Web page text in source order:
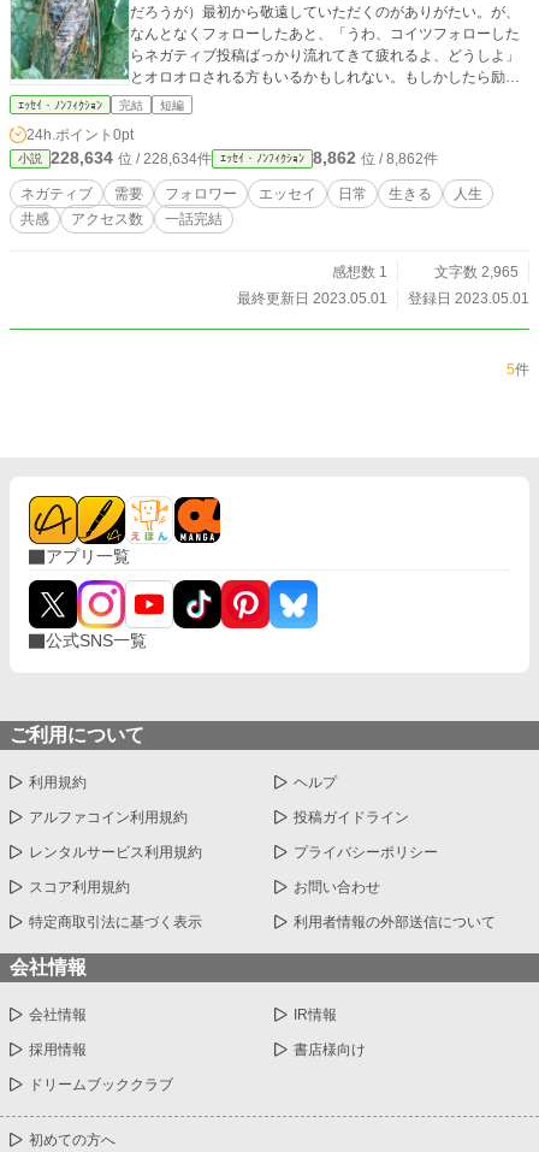
だろうが）最初から敬遠していただくのがありがたい。が、
なんとなくフォローしたあと、「うわ、コイツフォローした
らネガティブ投稿ばっかり流れてきて疲れるよ、どうしよ」
とオロオロされる方もいるかもしれない。もしかしたら励ま
そうとか、前を向かせようとか、何か反応しないといけない
思うと、ネガティブ投稿はしない方が良いのかもしれない。
ただ、フォロワーが否応なく、四六時中ネガティブな言葉
を垂れ流してきたら疲れるだろうが、ふと、繋がりのない人
のネガティブ投稿を読みたくなるのは私だけだろうか？ ど
んよりと落ち込んだ日、私は「仕事できない 辛い」とか、
ティブワードを検索することがよくある。「今日も超ハッピ
ー」とか「人生って幸せ」などというワードで検索すること
ｴｯｾｲ・ﾉﾝﾌｨｸｼｮﾝ 完結 短編
24h.ポイント 0pt
小説 228,634 位 / 228,634件 ｴｯｾｲ・ﾉﾝﾌｨｸｼｮﾝ 8,862 位 / 8,862件
ネガティブ 需要 フォロワー エッセイ 日常 生きる
人生
共感
アクセス数 一話完結
感想数 1
文字数 2,965
最終更新日 2023.05.01
登録日 2023.05.01
5件
アプリ一覧
公式SNS一覧
ご利用について
利用規約 ヘルプ
アルファコイン利用規約 投稿ガイドライン
レンタルサービス利用規約 プライバシーポリシー
スコア利用規約 お問い合わせ
特定商取引法に基づく表示 利用者情報の外部送信について
会社情報
会社情報 IR情報
採用情報 書店様向け
ドリームブッククラブ
初めての方へ